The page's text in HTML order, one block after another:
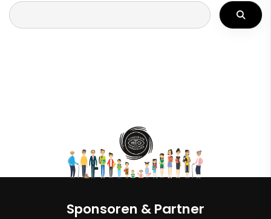
Ich suche nach ...
Sponsoren & Partner